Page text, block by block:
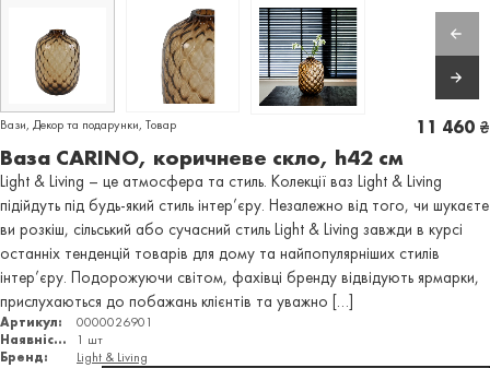
Вази, Декор та подарунки, Товар
Ваза CARINO, коричневе скло, h42 см
11 460 ₴
Light & Living – це атмосфера та стиль. Колекції ваз Light & Living
підійдуть під будь-який стиль інтер’єру. Незалежно від того, чи шукаєте
ви розкіш, сільський або сучасний стиль Light & Living завжди в курсі
останніх тенденцій товарів для дому та найпопулярніших стилів
інтер’єру. Подорожуючи світом, фахівці бренду відвідують ярмарки,
прислухаються до побажань клієнтів та уважно […]
Артикул:
0000026901
Наявність:
1 шт
Бренд:
Light & Living